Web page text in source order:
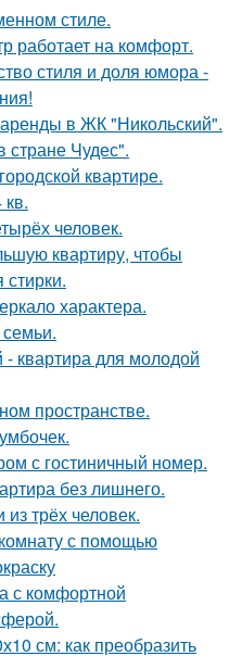
стиле.
работает на комфорт.
стиля и доля юмора -
в ЖК "Никольский".
стране Чудес".
квартире.
человек.
квартиру, чтобы
стирки.
характера.
квартира для молодой
пространстве.
с гостиничный номер.
без лишнего.
трёх человек.
с помощью
с комфортной
см: как преобразить